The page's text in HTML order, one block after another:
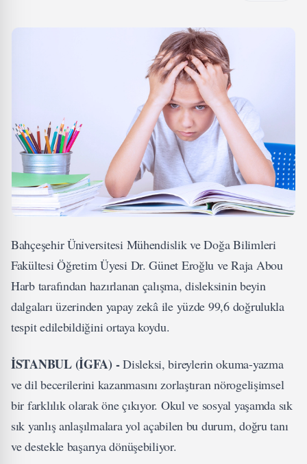
Bahçeşehir Üniversitesi Mühendislik ve Doğa Bilimleri
Fakültesi Öğretim Üyesi Dr. Günet Eroğlu ve Raja Abou
Harb tarafından hazırlanan çalışma, disleksinin beyin
dalgaları üzerinden yapay zekâ ile yüzde 99,6 doğrulukla
tespit edilebildiğini ortaya koydu.
İSTANBUL (İGFA) -Disleksi, bireylerin okuma-yazma
ve dil becerilerini kazanmasını zorlaştıran nörogelişimsel
bir farklılık olarak öne çıkıyor. Okul ve sosyal yaşamda sık
sık yanlış anlaşılmalara yol açabilen bu durum, doğru tanı
ve destekle başarıya dönüşebiliyor.